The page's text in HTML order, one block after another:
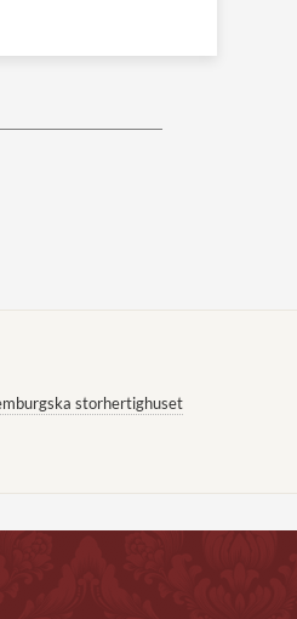
storhertighuset